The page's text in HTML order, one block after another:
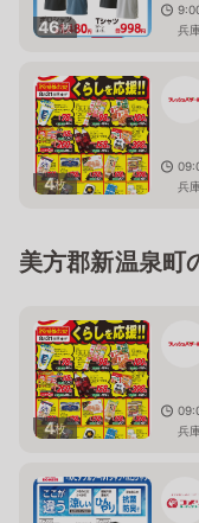
46枚
兵
4枚
兵
美方郡新温泉町
4枚
兵